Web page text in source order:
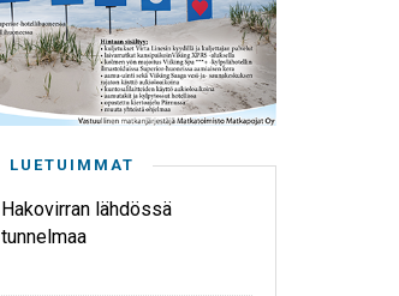
LUETUIMMAT
Hakovirran lähdössä
tunnelmaa